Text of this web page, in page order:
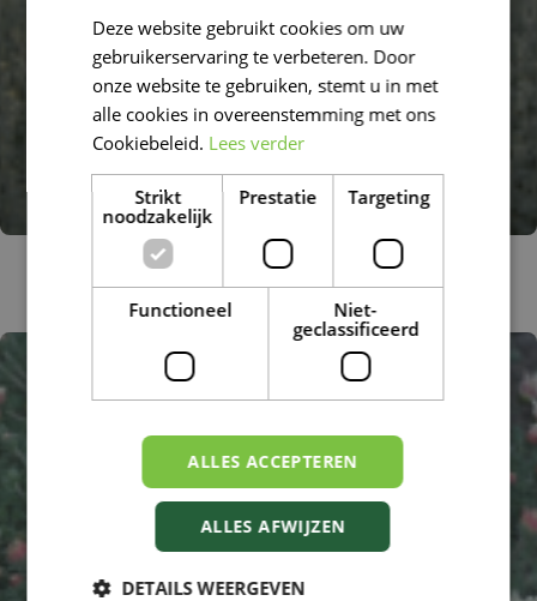
Absintalsem
Artemisia absinthium
Deze website gebruikt cookies om uw
gebruikerservaring te verbeteren. Door
onze website te gebruiken, stemt u in met
alle cookies in overeenstemming met ons
Cookiebeleid. Lees verder
Strikt
noodzakelijk
Prestatie Targeting
Functioneel
Niet-
geclassificeerd
ALLES ACCEPTEREN
ALLES AFWIJZEN
DETAILS WEERGEVEN